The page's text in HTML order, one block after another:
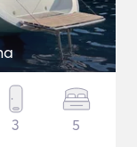
3 5